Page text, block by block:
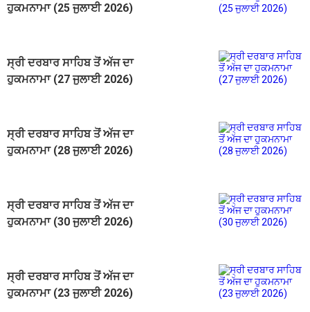
ਹੁਕਮਨਾਮਾ (25 ਜੁਲਾਈ 2026)
ਸ੍ਰੀ ਦਰਬਾਰ ਸਾਹਿਬ ਤੋਂ ਅੱਜ ਦਾ
ਹੁਕਮਨਾਮਾ (27 ਜੁਲਾਈ 2026)
ਸ੍ਰੀ ਦਰਬਾਰ ਸਾਹਿਬ ਤੋਂ ਅੱਜ ਦਾ
ਹੁਕਮਨਾਮਾ (28 ਜੁਲਾਈ 2026)
ਸ੍ਰੀ ਦਰਬਾਰ ਸਾਹਿਬ ਤੋਂ ਅੱਜ ਦਾ
ਹੁਕਮਨਾਮਾ (30 ਜੁਲਾਈ 2026)
ਸ੍ਰੀ ਦਰਬਾਰ ਸਾਹਿਬ ਤੋਂ ਅੱਜ ਦਾ
ਹੁਕਮਨਾਮਾ (23 ਜੁਲਾਈ 2026)